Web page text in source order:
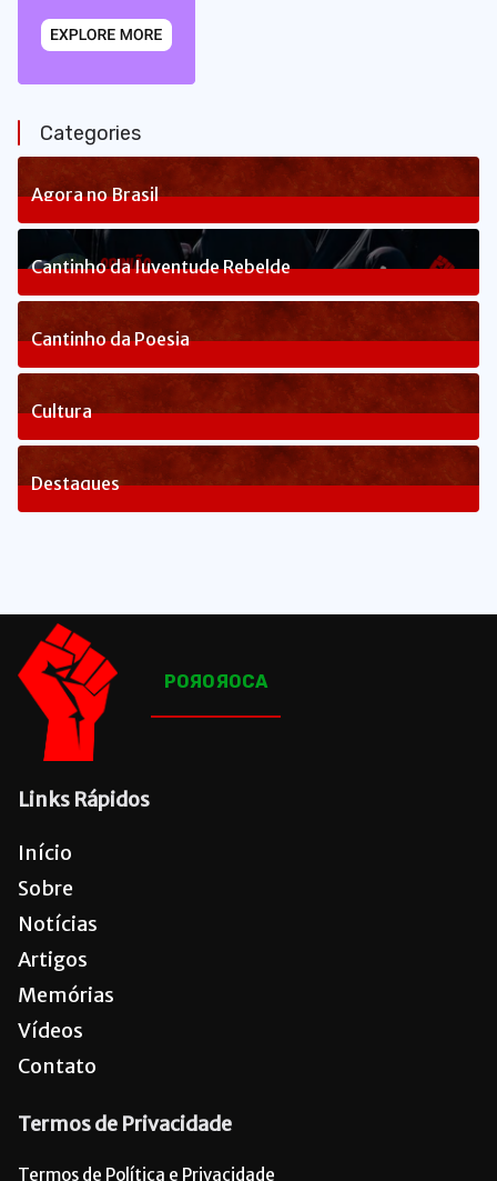
Categories
Agora no Brasil
236Posts
Cantinho da Juventude Rebelde
3Posts
Cantinho da Poesia
1Posts
Cultura
82Posts
Destaques
POЯOЯOCA
Links Rápidos
Início
Sobre
Notícias
Artigos
Memórias
Vídeos
Contato
Termos de Privacidade
Termos de Política e Privacidade